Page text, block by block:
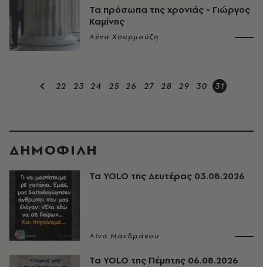
Τα πρόσωπα της χρονιάς - Γιώργος
Καμίνης
Λένα Χουρμούζη
22 23 24 25 26 27 28 29 30 31
ΔΗΜΟΦΙΛΗ
Τα YOLO της Δευτέρας 03.08.2026
Λίνα Μανδράκου
Τα YOLO της Πέμπτης 06.08.2026